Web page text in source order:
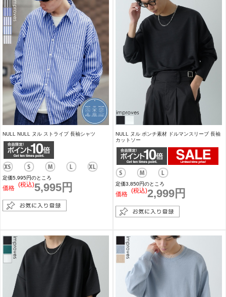
NULL NULL ヌル ストライプ 長袖シャツ
定価5,995円のところ
価格 5,995円
(税込)
NULL ヌル ポンチ素材 ドルマンスリーブ 長袖
カットソー
定価3,850円のところ
価格 2,999円
(税込)